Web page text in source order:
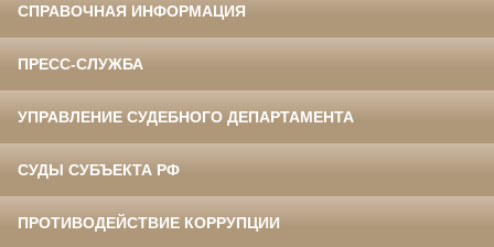
СПРАВОЧНАЯ ИНФОРМАЦИЯ
ПРЕСС-СЛУЖБА
УПРАВЛЕНИЕ СУДЕБНОГО ДЕПАРТАМЕНТА
СУДЫ СУБЪЕКТА РФ
ПРОТИВОДЕЙСТВИЕ КОРРУПЦИИ